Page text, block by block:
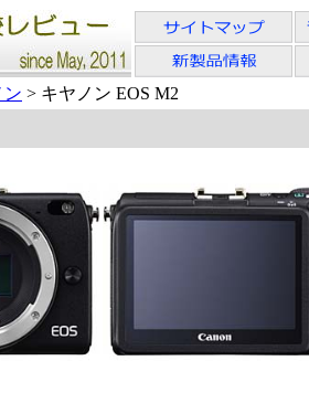
ン > キヤノン EOS M2